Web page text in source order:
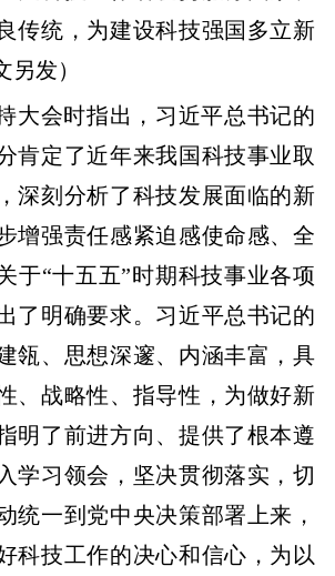
传统，为建设科技强国多立新
发）
大会时指出，习近平总书记的
肯定了近年来我国科技事业取
深刻分析了科技发展面临的新
增强责任感紧迫感使命感、全
于“十五五”时期科技事业各项
了明确要求。习近平总书记的
瓴、思想深邃、内涵丰富，具
、战略性、指导性，为做好新
明了前进方向、提供了根本遵
学习领会，坚决贯彻落实，切
统一到党中央决策部署上来，
科技工作的决心和信心，为以